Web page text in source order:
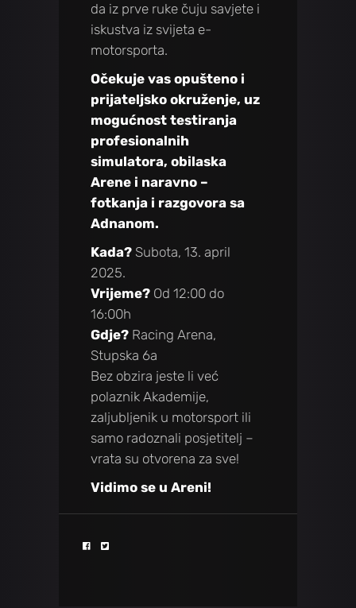
da iz prve ruke čuju savjete i
iskustva iz svijeta e-
motorsporta.
Očekuje vas opušteno i
prijateljsko okruženje, uz
mogućnost testiranja
profesionalnih
simulatora, obilaska
Arene i naravno –
fotkanja i razgovora sa
Adnanom.
Kada? Subota, 13. april
2025.
Vrijeme? Od 12:00 do
16:00h
Gdje? Racing Arena,
Stupska 6a
Bez obzira jeste li već
polaznik Akademije,
zaljubljenik u motorsport ili
samo radoznali posjetitelj –
vrata su otvorena za sve!
Vidimo se u Areni!